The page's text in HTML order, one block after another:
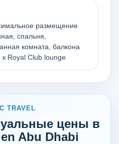
размещение
спальня,
комната, балкона
к Royal Club lounge
TRAVEL
цены в
Abu Dhabi